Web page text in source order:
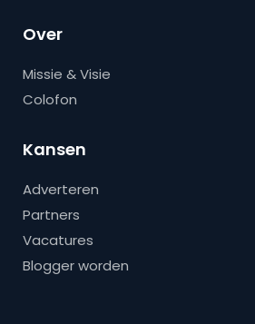
Over
Missie & Visie
Colofon
Kansen
Adverteren
Partners
Vacatures
Blogger worden